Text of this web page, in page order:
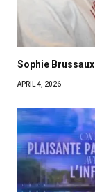
Sophie
APRIL 4, 2026